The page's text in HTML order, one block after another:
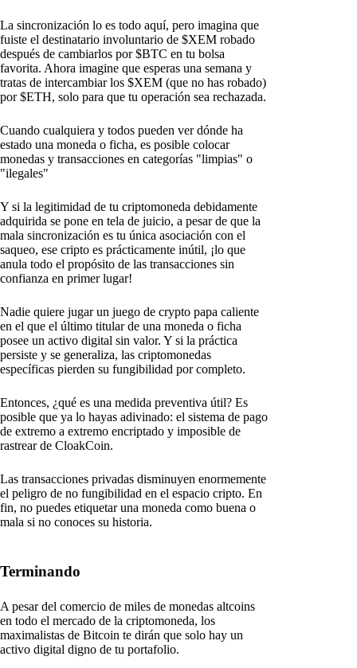
La sincronización lo es todo aquí, pero imagina que
fuiste el destinatario involuntario de $XEM robado
después de cambiarlos por $BTC en tu bolsa
favorita. Ahora imagine que esperas una semana y
tratas de intercambiar los $XEM (que no has robado)
por $ETH, solo para que tu operación sea rechazada.
Cuando cualquiera y todos pueden ver dónde ha
estado una moneda o ficha, es posible colocar
monedas y transacciones en categorías "limpias" o
"ilegales"
Y si la legitimidad de tu criptomoneda debidamente
adquirida se pone en tela de juicio, a pesar de que la
mala sincronización es tu única asociación con el
saqueo, ese cripto es prácticamente inútil, ¡lo que
anula todo el propósito de las transacciones sin
confianza en primer lugar!
Nadie quiere jugar un juego de crypto papa caliente
en el que el último titular de una moneda o ficha
posee un activo digital sin valor. Y si la práctica
persiste y se generaliza, las criptomonedas
específicas pierden su fungibilidad por completo.
Entonces, ¿qué es una medida preventiva útil? Es
posible que ya lo hayas adivinado: el sistema de pago
de extremo a extremo encriptado y imposible de
rastrear de CloakCoin.
Las transacciones privadas disminuyen enormemente
el peligro de no fungibilidad en el espacio cripto. En
fin, no puedes etiquetar una moneda como buena o
mala si no conoces su historia.
Terminando
A pesar del comercio de miles de monedas altcoins
en todo el mercado de la criptomoneda, los
maximalistas de Bitcoin te dirán que solo hay un
activo digital digno de tu portafolio.